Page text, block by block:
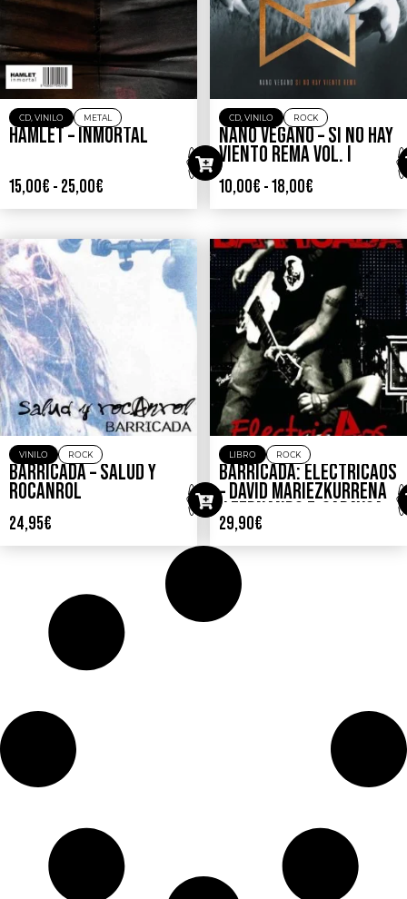
CD, VINILO METAL
HAMLET – INMORTAL
15,00€ - 25,00€
CD, VINILO ROCK
NANO VEGANO – SI NO HAY
VIENTO REMA VOL. I
10,00€ - 18,00€
VINILO ROCK
BARRICADA – SALUD Y
ROCANROL
24,95€
LIBRO ROCK
BARRICADA: ELECTRICAOS
– DAVID MARIEZKURRENA
Y FERNANDO F. GARAYOA
29,90€